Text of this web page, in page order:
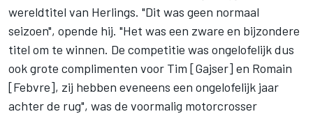
wereldtitel van Herlings. "Dit was geen normaal
seizoen", opende hij. "Het was een zware en bijzondere
titel om te winnen. De competitie was ongelofelijk dus
ook grote complimenten voor Tim [Gajser] en Romain
[Febvre], zij hebben eveneens een ongelofelijk jaar
achter de rug", was de voormalig motorcrosser